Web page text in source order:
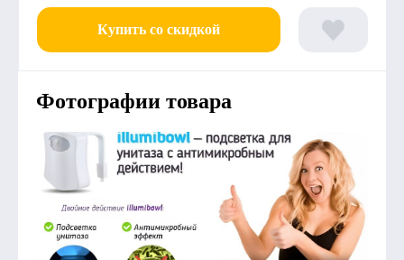
Купить со скидкой
Фотографии товара